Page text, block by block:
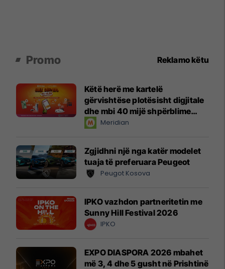
Promo Reklamo këtu
Këtë herë me kartelë
gërvishtëse plotësisht digjitale
dhe mbi 40 mijë shpërblime
instant!Meridian
Zgjidhni një nga katër modelet
tuaja të preferuara Peugeot
Peugot Kosova
IPKO vazhdon partneritetin me
Sunny Hill Festival 2026
IPKO
EXPO DIASPORA 2026 mbahet
më 3, 4 dhe 5 gusht në Prishtinë